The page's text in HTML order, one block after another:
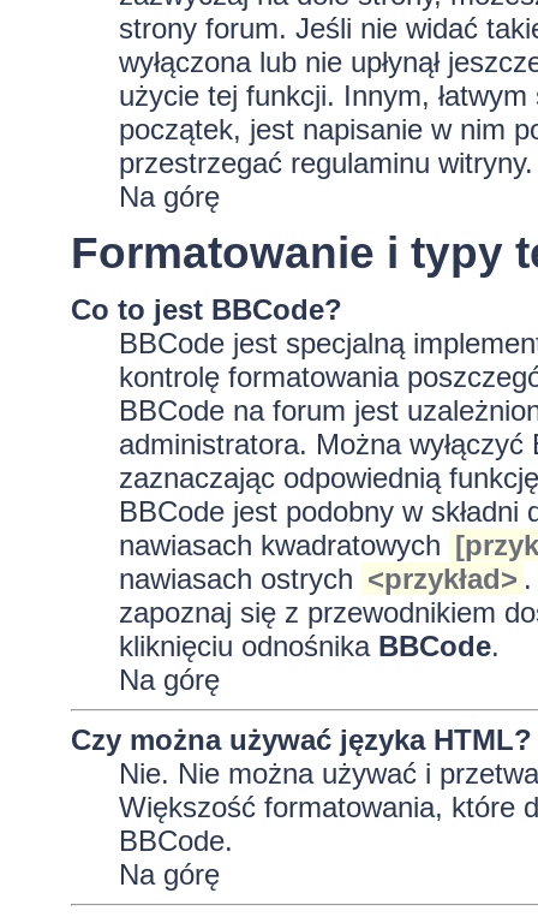
strony forum. Jeśli nie widać
wyłączona lub nie upłynął
użycie tej funkcji. Innym,
początek, jest napisanie w nim
przestrzegać regulaminu witryny.
Na górę
Formatowanie i typy
Co to jest BBCode?
BBCode jest specjalną
kontrolę formatowania
BBCode na forum jest
administratora. Można
zaznaczając odpowiednią
BBCode jest podobny w
nawiasach kwadratowych
nawiasach ostrych <przykład>
zapoznaj się z przewodnikiem
kliknięciu odnośnika BBCode.
Na górę
Czy można używać języka HTML?
Nie. Nie można używać i
Większość formatowania, które
BBCode.
Na górę